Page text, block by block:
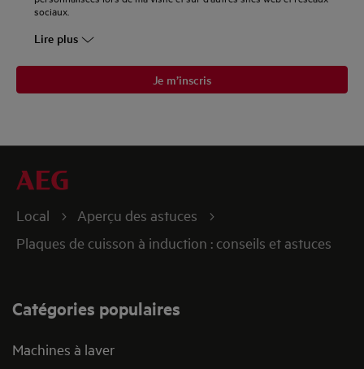
sociaux.
Lire plus
Je m’inscris
Local
Aperçu des astuces
Plaques de cuisson à induction : conseils et astuces
Catégories populaires
Machines à laver